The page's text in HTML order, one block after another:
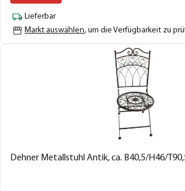
Lieferbar
Markt auswählen, um die Verfügbarkeit zu
Dehner Metallstuhl Antik, ca. B40,5/H46/